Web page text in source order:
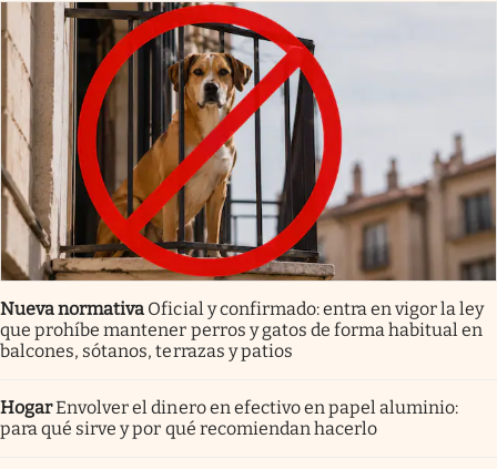
Nueva normativa Oficial y confirmado: entra en vigor la ley
que prohíbe mantener perros y gatos de forma habitual en
balcones, sótanos, terrazas y patios
HogarEnvolver el dinero en efectivo en papel aluminio:
para qué sirve y por qué recomiendan hacerlo